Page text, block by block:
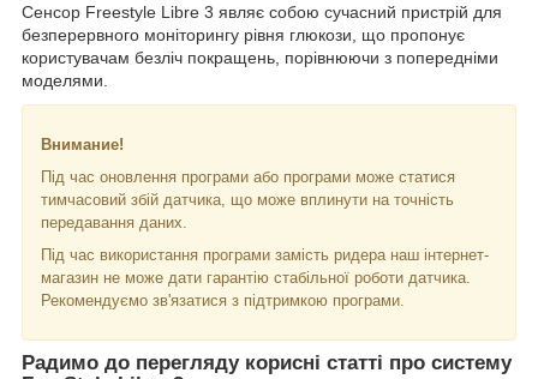
Сенсор Freestyle Libre 3 являє собою сучасний пристрій для
безперервного моніторингу рівня глюкози, що пропонує
користувачам безліч покращень, порівнюючи з попередніми
моделями.
Внимание!
Під час оновлення програми або програми може статися
тимчасовий збій датчика, що може вплинути на точність
передавання даних.
Під час використання програми замість ридера наш інтернет-
магазин не може дати гарантію стабільної роботи датчика.
Рекомендуємо зв'язатися з підтримкою програми.
Радимо до перегляду корисні статті про систему